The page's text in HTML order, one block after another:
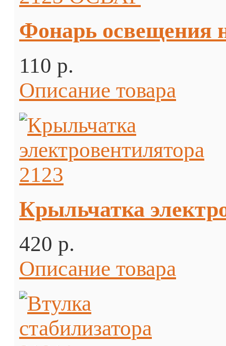
Фонарь освещения
110 p.
Описание товара
Крыльчатка
420 p.
Описание товара